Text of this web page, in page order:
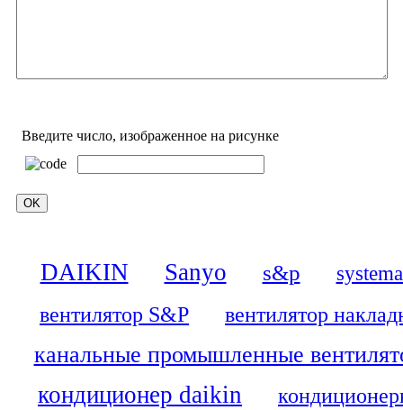
Введите число, изображенное на рисунке
DAIKIN Sanyo s&p
вентилятор S&P
вентилятор
канальные промышленные
кондиционер daikin